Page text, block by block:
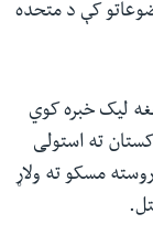
کې د متحده
لیک خبره کوي
ته استولی
مسکو ته ولاړ